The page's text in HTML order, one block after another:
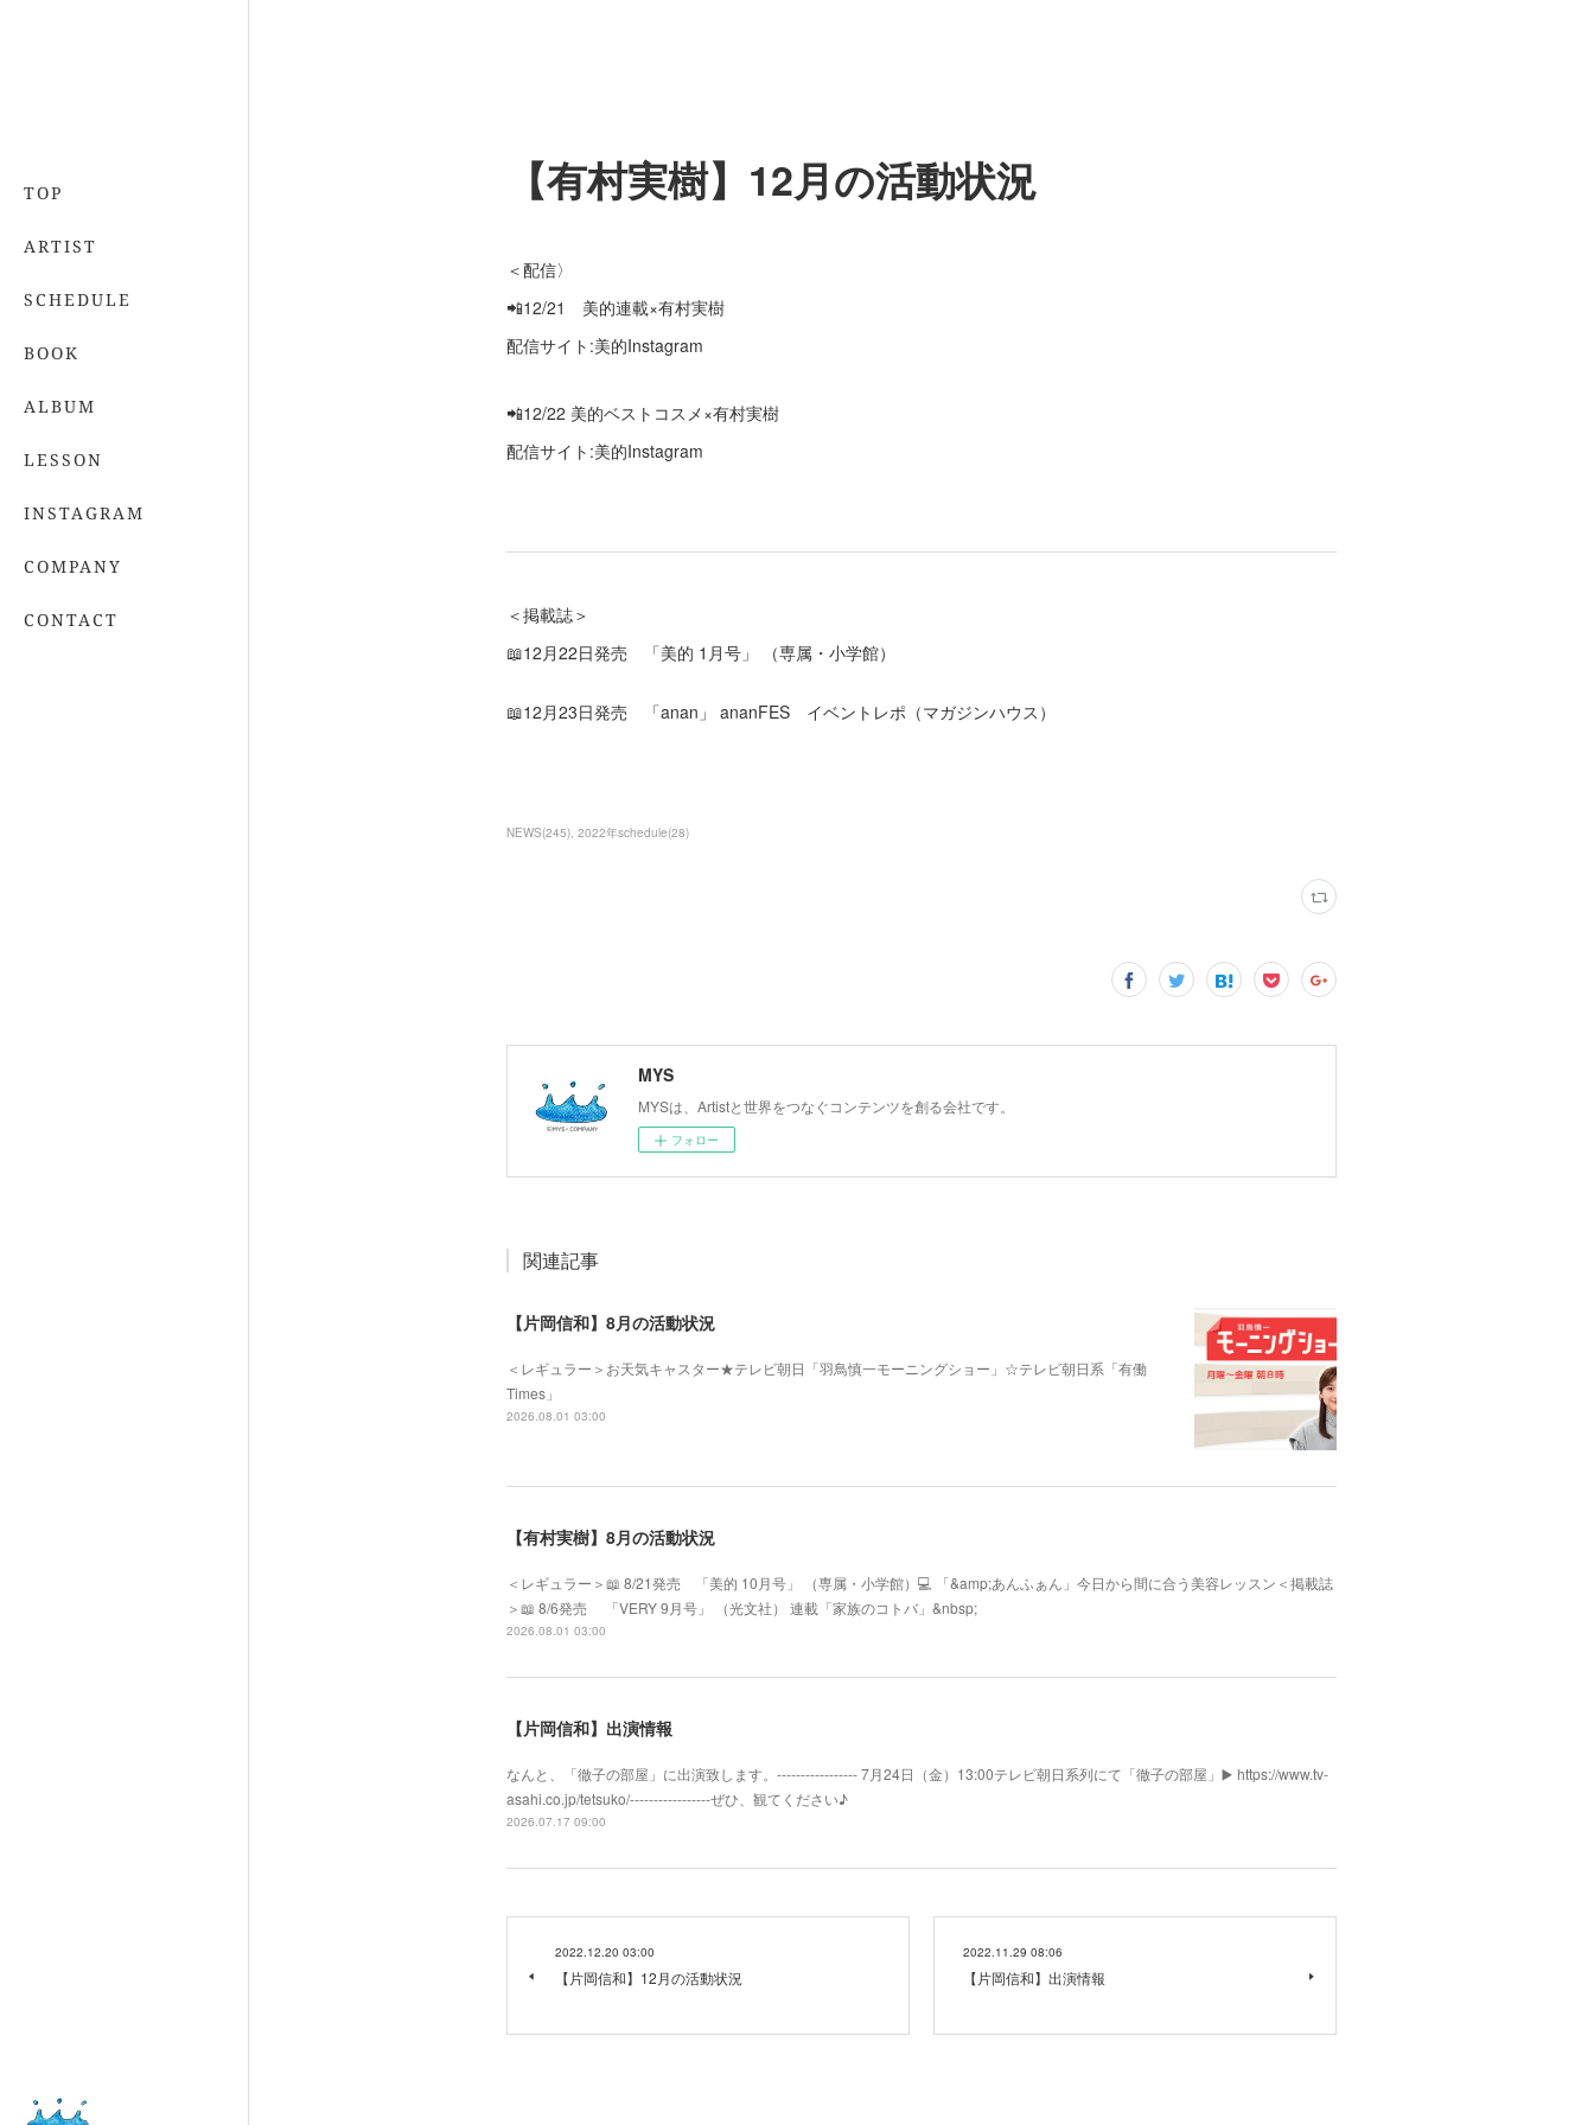
TOP
ARTIST
SCHEDULE
BOOK
ALBUM
LESSON
INSTAGRAM
COMPANY
CONTACT
【有村実樹】12月の活動状況
＜配信〉
📲12/21 美的連載×有村実樹
配信サイト:美的Instagram
📲12/22 美的ベストコスメ×有村実樹
配信サイト:美的Instagram
＜掲載誌＞
📖12月22日発売 「美的 1月号」 （専属・小学館）
📖12月23日発売 「anan」 ananFES イベントレポ（マガジンハウス）
NEWS(245) 2022年schedule(28)
MYS
MYSは、Artistと世界をつなぐコンテンツを創る会社です。
フォロー
関連記事
【片岡信和】8月の活動状況
＜レギュラー＞お天気キャスター★テレビ朝日「羽鳥慎一モーニングショー」☆テレビ朝日系「有働
Times」
2026.08.01 03:00
【有村実樹】8月の活動状況
＜レギュラー＞📖 8/21発売 「美的 10月号」 （専属・小学館）💻 「&amp;あんふぁん」今日から間に合う美容レッスン＜掲載誌
＞📖 8/6発売 「VERY 9月号」 （光文社） 連載「家族のコトバ」&nbsp;
2026.08.01 03:00
【片岡信和】出演情報
なんと、「徹子の部屋」に出演致します。----------------- 7月24日（金）13:00テレビ朝日系列にて「徹子の部屋」▶️ https://www.tv-
asahi.co.jp/tetsuko/-----------------ぜひ、観てください♪
2026.07.17 09:00
2022.12.20 03:00
【片岡信和】12月の活動状況
2022.11.29 08:06
【片岡信和】出演情報